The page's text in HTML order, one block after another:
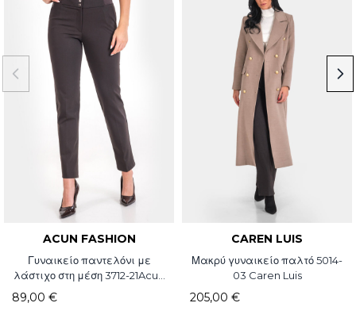
ACUN FASHION
Γυναικείο παντελόνι με
λάστιχο στη μέση 3712-21Acun
89,00 €
CAREN LUIS
Μακρύ γυναικείο παλτό 5014-
03 Caren Luis
205,00 €